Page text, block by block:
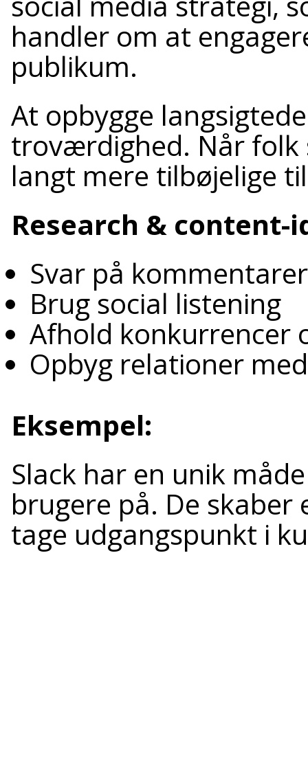
handler om at
publikum.
At opbygge
troværdighed. Når folk
langt mere tilbøjelige
Research & content-
Svar på
Brug social listening
Afhold konkurrencer
Opbyg relationer
Eksempel:
Slack har en unik
brugere på. De
tage udgangspunkt i